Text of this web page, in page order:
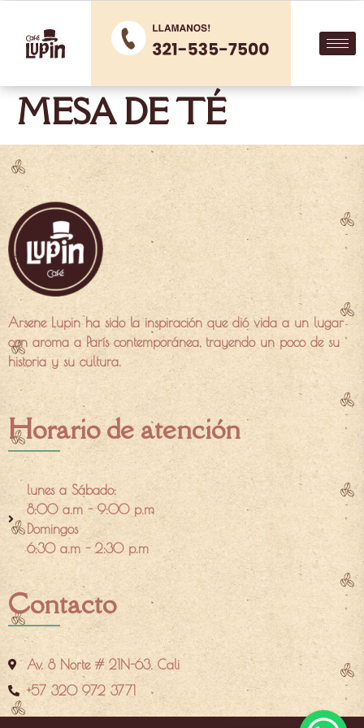
MESA DE TÉ
Arsene Lupin ha sido la inspiración que dió vida a un lugar
con aroma a París contemporánea, trayendo un poco de su
historia y su cultura.
Horario de atención
lunes a Sábado:
8:00 a.m - 9:00 p.m
Domingos
6:30 a.m - 2:30 p.m
Contacto
Av. 8 Norte # 21N-63. Cali
+57 320 972 3771